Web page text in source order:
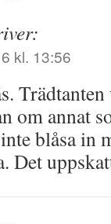
kl. 13:56
om annat
blåsa in
Det